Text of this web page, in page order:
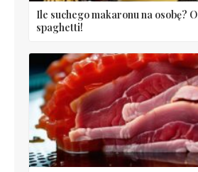
Ile suchego makaronu na osobę?
spaghetti!